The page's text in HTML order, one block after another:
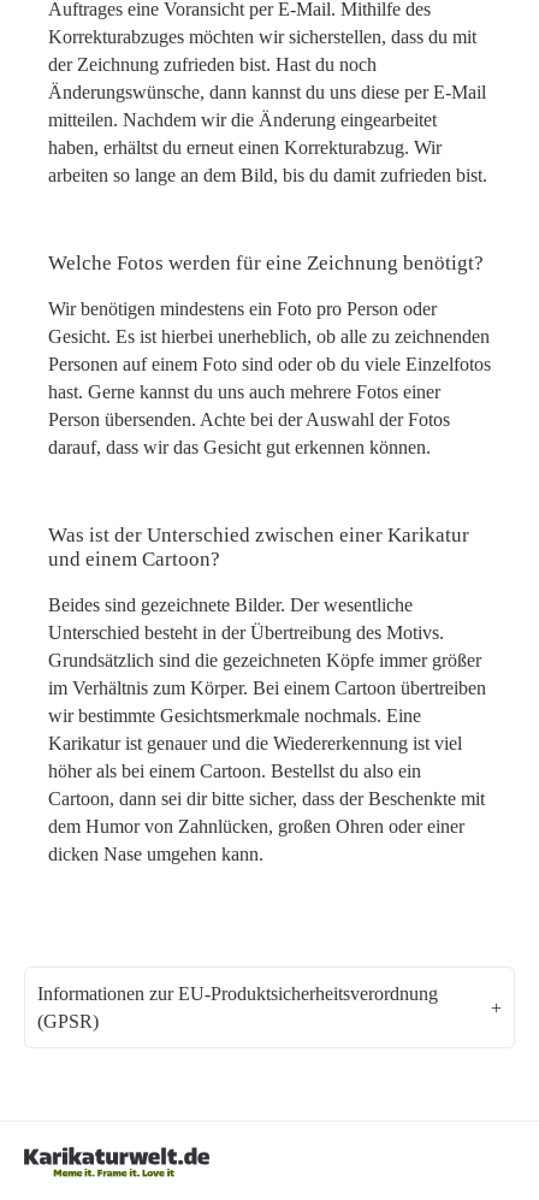
Auftrages eine Voransicht per E-Mail. Mithilfe des
Korrekturabzuges möchten wir sicherstellen, dass du mit
der Zeichnung zufrieden bist. Hast du noch
Änderungswünsche, dann kannst du uns diese per E-Mail
mitteilen. Nachdem wir die Änderung eingearbeitet
haben, erhältst du erneut einen Korrekturabzug. Wir
arbeiten so lange an dem Bild, bis du damit zufrieden bist.
Welche Fotos werden für eine Zeichnung benötigt?
Wir benötigen mindestens ein Foto pro Person oder
Gesicht. Es ist hierbei unerheblich, ob alle zu zeichnenden
Personen auf einem Foto sind oder ob du viele Einzelfotos
hast. Gerne kannst du uns auch mehrere Fotos einer
Person übersenden. Achte bei der Auswahl der Fotos
darauf, dass wir das Gesicht gut erkennen können.
Was ist der Unterschied zwischen einer Karikatur
und einem Cartoon?
Beides sind gezeichnete Bilder. Der wesentliche
Unterschied besteht in der Übertreibung des Motivs.
Grundsätzlich sind die gezeichneten Köpfe immer größer
im Verhältnis zum Körper. Bei einem Cartoon übertreiben
wir bestimmte Gesichtsmerkmale nochmals. Eine
Karikatur ist genauer und die Wiedererkennung ist viel
höher als bei einem Cartoon. Bestellst du also ein
Cartoon, dann sei dir bitte sicher, dass der Beschenkte mit
dem Humor von Zahnlücken, großen Ohren oder einer
dicken Nase umgehen kann.
Informationen zur EU-Produktsicherheitsverordnung
(GPSR)